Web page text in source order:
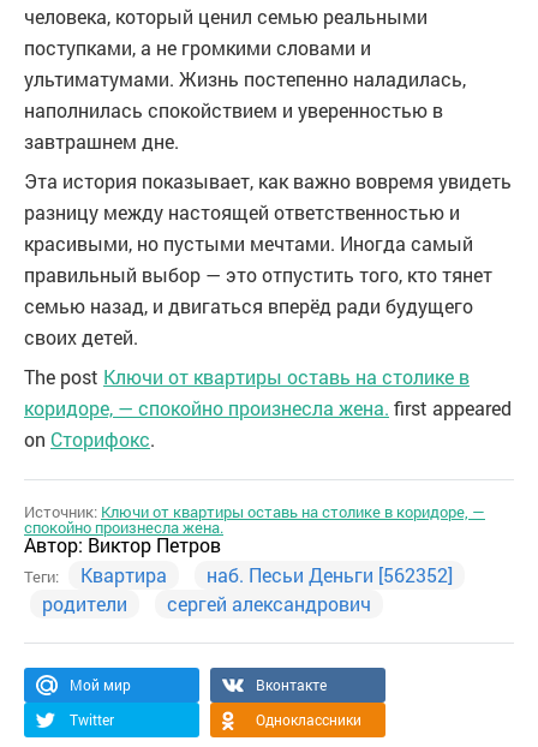
человека, который ценил семью реальными
поступками, а не громкими словами и
ультиматумами. Жизнь постепенно наладилась,
наполнилась спокойствием и уверенностью в
завтрашнем дне.
Эта история показывает, как важно вовремя увидеть
разницу между настоящей ответственностью и
красивыми, но пустыми мечтами. Иногда самый
правильный выбор — это отпустить того, кто тянет
семью назад, и двигаться вперёд ради будущего
своих детей.
The post Ключи от квартиры оставь на столике в
коридоре, — спокойно произнесла жена. first appeared
on Сторифокс.
Источник: Ключи от квартиры оставь на столике в коридоре, —
спокойно произнесла жена.
Автор: Виктор Петров
Теги: Квартира
наб. Песьи Деньги [562352]
родители
сергей александрович
Мой мир
Вконтакте
Twitter
Одноклассники